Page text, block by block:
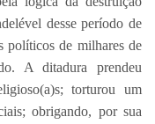
desse período de
políticos de milhares de
A ditadura prendeu
torturou um
obrigando, por sua